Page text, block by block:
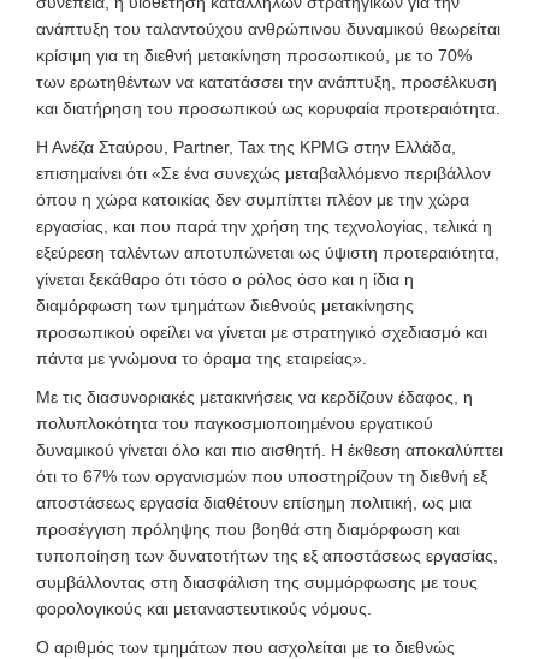
ανάπτυξη του ταλαντούχου ανθρώπινου δυναμικού θεωρείται
κρίσιμη για τη διεθνή μετακίνηση προσωπικού, με το 70%
των ερωτηθέντων να κατατάσσει την ανάπτυξη, προσέλκυση
και διατήρηση του προσωπικού ως κορυφαία προτεραιότητα.
Η Ανέζα Σταύρου, Partner, Tax της KPMG στην Ελλάδα,
επισημαίνει ότι «Σε ένα συνεχώς μεταβαλλόμενο περιβάλλον
όπου η χώρα κατοικίας δεν συμπίπτει πλέον με την χώρα
εργασίας, και που παρά την χρήση της τεχνολογίας, τελικά η
εξεύρεση ταλέντων αποτυπώνεται ως ύψιστη προτεραιότητα,
γίνεται ξεκάθαρο ότι τόσο ο ρόλος όσο και η ίδια η
διαμόρφωση των τμημάτων διεθνούς μετακίνησης
προσωπικού οφείλει να γίνεται με στρατηγικό σχεδιασμό και
πάντα με γνώμονα το όραμα της εταιρείας».
Με τις διασυνοριακές μετακινήσεις να κερδίζουν έδαφος, η
πολυπλοκότητα του παγκοσμιοποιημένου εργατικού
δυναμικού γίνεται όλο και πιο αισθητή. Η έκθεση αποκαλύπτει
ότι το 67% των οργανισμών που υποστηρίζουν τη διεθνή εξ
αποστάσεως εργασία διαθέτουν επίσημη πολιτική, ως μια
προσέγγιση πρόληψης που βοηθά στη διαμόρφωση και
τυποποίηση των δυνατοτήτων της εξ αποστάσεως εργασίας,
συμβάλλοντας στη διασφάλιση της συμμόρφωσης με τους
φορολογικούς και μεταναστευτικούς νόμους.
Ο αριθμός των τμημάτων που ασχολείται με το διεθνώς